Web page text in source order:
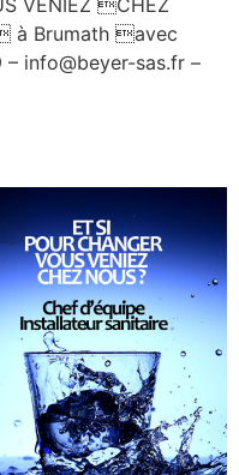
à Brumath avec
info@beyer-sas.fr –